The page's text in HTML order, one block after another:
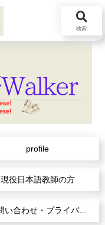
profile
現役日本語教師の方
お問い合わせ・プライバシーポリシー
検索